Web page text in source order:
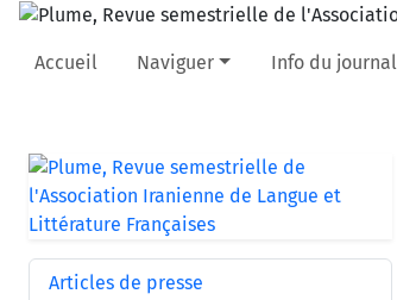
Accueil Naviguer Info du journal
Articles de presse